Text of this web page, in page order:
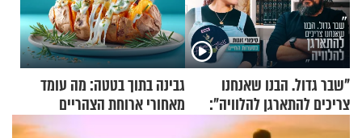
"שבר גדול. הבנו שאנחנו
צריכים להתארגן להלוויה":
זוגיות במבחן, הפעם עם מרים
גבינה בתוך בטטה: מה עומד
מאחורי ארוחת הצהריים